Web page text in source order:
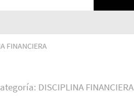
FINANCIERA
DISCIPLINA FINANCIERA